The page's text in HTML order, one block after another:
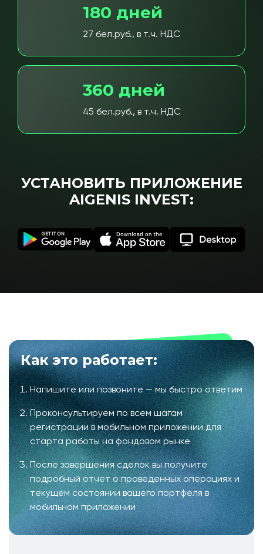
180 дней
27 бел.руб., в т.ч. НДС
360 дней
45 бел.руб., в т.ч. НДС
УСТАНОВИТЬ ПРИЛОЖЕНИЕ
AIGENIS INVEST:
Как это работает:
Напишите или позвоните — мы быстро ответим
Проконсультируем по всем шагам
регистрации в мобильном приложении для
старта работы на фондовом рынке
После завершения сделок вы получите
подробный отчет о проведенных операциях и
текущем состоянии вашего портфеля в
мобильном приложении